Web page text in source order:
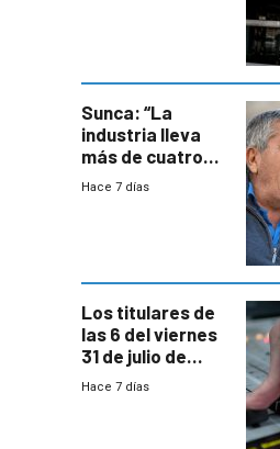
Sunca: “La
industria lleva
más de cuatro
meses sin
Hace 7 días
Los titulares de
las 6 del viernes
31 de julio de
2026
Hace 7 días